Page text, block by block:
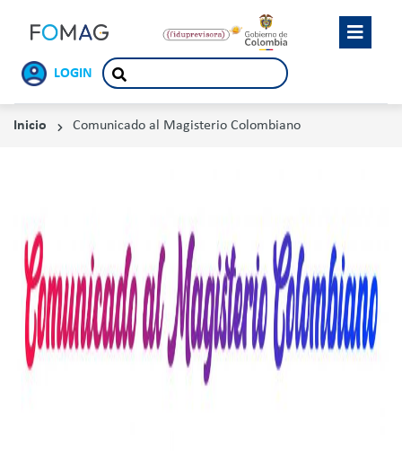
LOGIN
Inicio Comunicado al Magisterio Colombiano